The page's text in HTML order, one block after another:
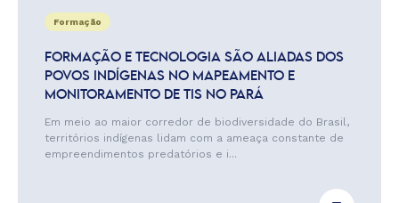
Formação
FORMAÇÃO E TECNOLOGIA SÃO ALIADAS DOS
POVOS INDÍGENAS NO MAPEAMENTO E
MONITORAMENTO DE TIS NO PARÁ
Em meio ao maior corredor de biodiversidade do Brasil,
territórios indígenas lidam com a ameaça constante de
empreendimentos predatórios e i...